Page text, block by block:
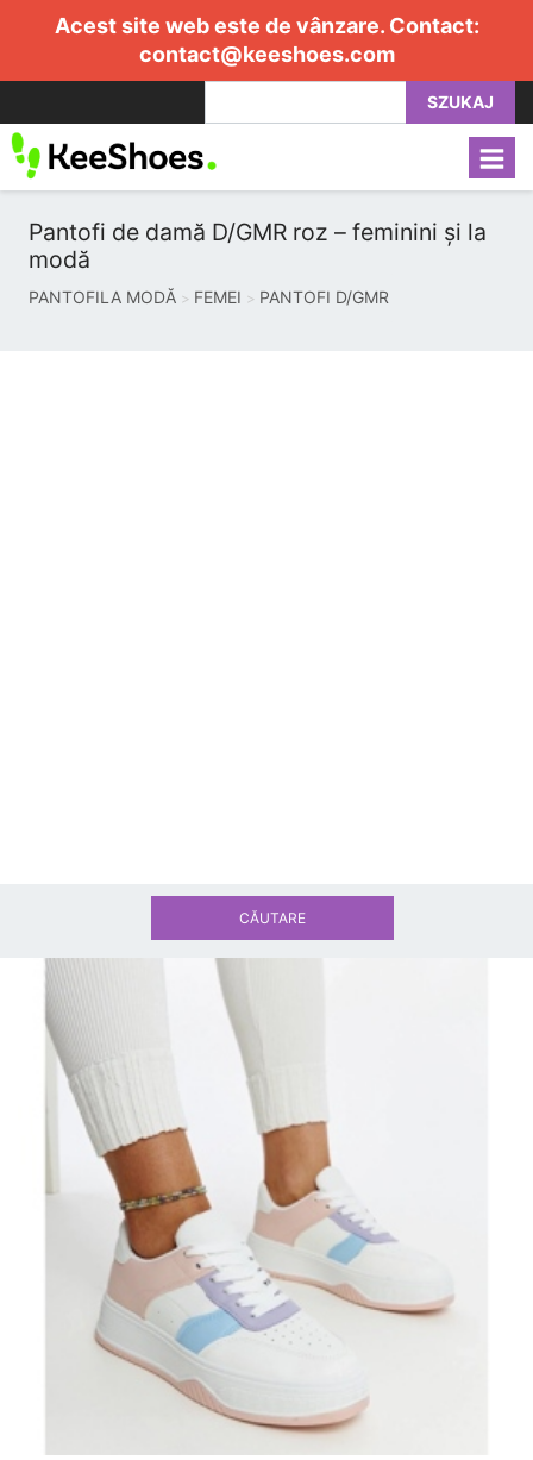
Acest site web este de vânzare. Contact:
contact@keeshoes.com
SZUKAJ
Pantofi de damă D/GMR roz – feminini și la
modă
PANTOFILA MODĂ FEMEI PANTOFI D/GMR
CĂUTARE